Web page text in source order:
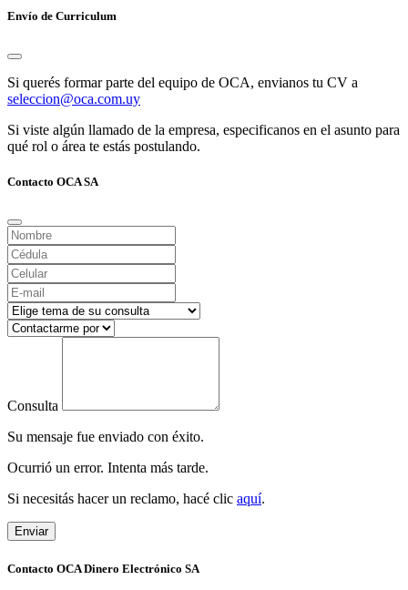
Envío de Curriculum
Si querés formar parte del equipo de OCA, envianos tu CV a
seleccion@oca.com.uy
Si viste algún llamado de la empresa, especificanos en el asunto para
qué rol o área te estás postulando.
Contacto OCA SA
Consulta
Su mensaje fue enviado con éxito.
Ocurrió un error. Intenta más tarde.
Si necesitás hacer un reclamo, hacé clic aquí.
Enviar
Contacto OCA Dinero Electrónico SA